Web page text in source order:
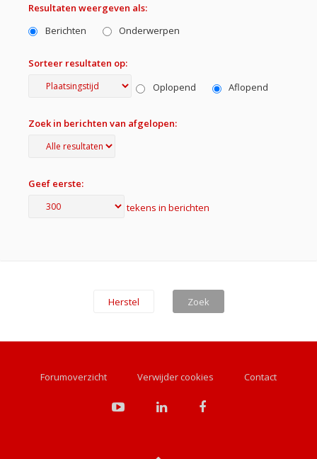
Resultaten weergeven als:
Berichten
Onderwerpen
Sorteer resultaten op:
Oplopend
Aflopend
Zoek in berichten van afgelopen:
Geef eerste:
tekens in berichten
Forumoverzicht Verwijder cookies Contact